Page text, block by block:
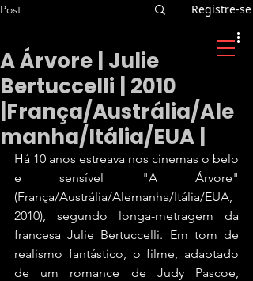
Post Registre-se
A Árvore | Julie
Bertuccelli | 2010
|França/Austrália/Ale
manha/Itália/EUA |
Há 10 anos estreava nos cinemas o belo
e sensível "A Árvore"
(França/Austrália/Alemanha/Itália/EUA,
2010), segundo longa-metragem da
francesa Julie Bertuccelli. Em tom de
realismo fantástico, o filme, adaptado
de um romance de Judy Pascoe,